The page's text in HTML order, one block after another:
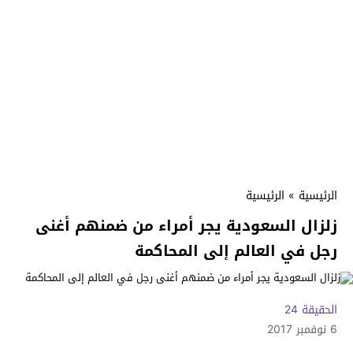
الرئيسية » الرئيسية
زلزال السعودية يجر أمراء من ضمنهم أغنى
رجل في العالم إلى المحاكمة
الحقيقة 24
6 نوفمبر 2017